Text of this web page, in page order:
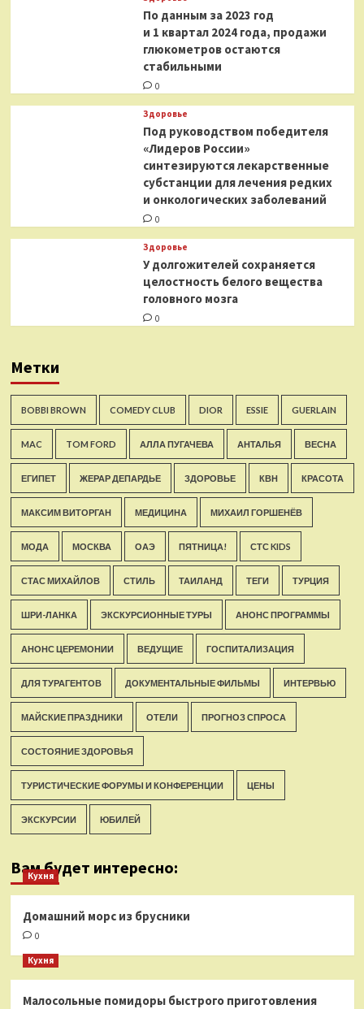
По данным за 2023 год
и 1 квартал 2024 года, продажи
глюкометров остаются
стабильными
0
Здоровье
Под руководством победителя
«Лидеров России»
синтезируются лекарственные
субстанции для лечения редких
и онкологических заболеваний
0
Здоровье
У долгожителей сохраняется
целостность белого вещества
головного мозга
0
Метки
BOBBI BROWN COMEDY CLUB DIOR ESSIE GUERLAIN
MAC TOM FORD АЛЛА ПУГАЧЕВА АНТАЛЬЯ ВЕСНА
ЕГИПЕТ ЖЕРАР ДЕПАРДЬЕ ЗДОРОВЬЕ КВН КРАСОТА
МАКСИМ ВИТОРГАН МЕДИЦИНА МИХАИЛ ГОРШЕНЁВ
МОДА МОСКВА ОАЭ ПЯТНИЦА! СТС KIDS
СТАС МИХАЙЛОВ СТИЛЬ ТАИЛАНД ТЕГИ ТУРЦИЯ
ШРИ-ЛАНКА ЭКСКУРСИОННЫЕ ТУРЫ АНОНС ПРОГРАММЫ
АНОНС ЦЕРЕМОНИИ ВЕДУЩИЕ ГОСПИТАЛИЗАЦИЯ
ДЛЯ ТУРАГЕНТОВ ДОКУМЕНТАЛЬНЫЕ ФИЛЬМЫ ИНТЕРВЬЮ
МАЙСКИЕ ПРАЗДНИКИ ОТЕЛИ ПРОГНОЗ СПРОСА
СОСТОЯНИЕ ЗДОРОВЬЯ
ТУРИСТИЧЕСКИЕ ФОРУМЫ И КОНФЕРЕНЦИИ ЦЕНЫ
ЭКСКУРСИИ ЮБИЛЕЙ
Вам будет интересно:
Кухня
Домашний морс из брусники
0
Кухня
Малосольные помидоры быстрого приготовления